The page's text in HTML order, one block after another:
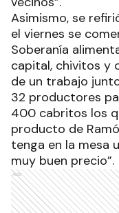
Asimismo, se
el viernes se
Soberanía
capital, chivitos y
de un trabajo
32 productores
400 cabritos los
producto de
tenga en la mesa
muy buen precio”.
Ads